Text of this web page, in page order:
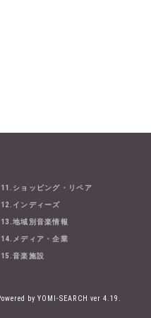
11.ショッピング・リペア
12.インディーズ
13.地域別音楽情報
14.メディア・企業
15.音楽施設
by YOMI-SEARCH ver 4.19.